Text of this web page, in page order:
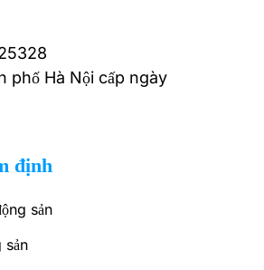
phố Hà Nội cấp ngày
định
sản
sản